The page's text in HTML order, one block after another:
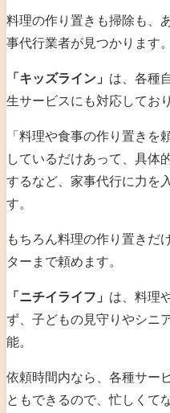
料理の作り置きも掃除も、
事代行業者が見つかります。
「キッズライン」 は、各種
生サービスにも対応してお
「料理や食事の作り置きを
しているだけあって、具体
するなど、家事代行に力を
す。
もちろん料理の作り置きだ
ターまで頼めます。
「ニチイライフ」 は、料理
ず、子どもの見守りやシニ
能。
依頼時間内なら、各種サー
ともできるので、忙しくて